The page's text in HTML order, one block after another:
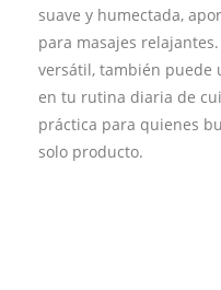
suave y humectada,
para masajes
versátil, también puede
en tu rutina diaria de
práctica para quienes
solo producto.